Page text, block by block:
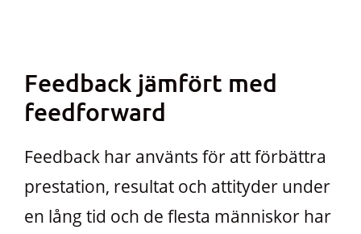
Feedback jämfört med
feedforward
Feedback har använts för att förbättra
prestation, resultat och attityder under
en lång tid och de flesta människor har